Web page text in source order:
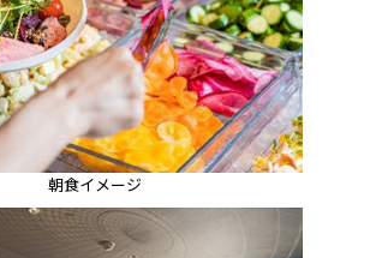
朝食イメージ